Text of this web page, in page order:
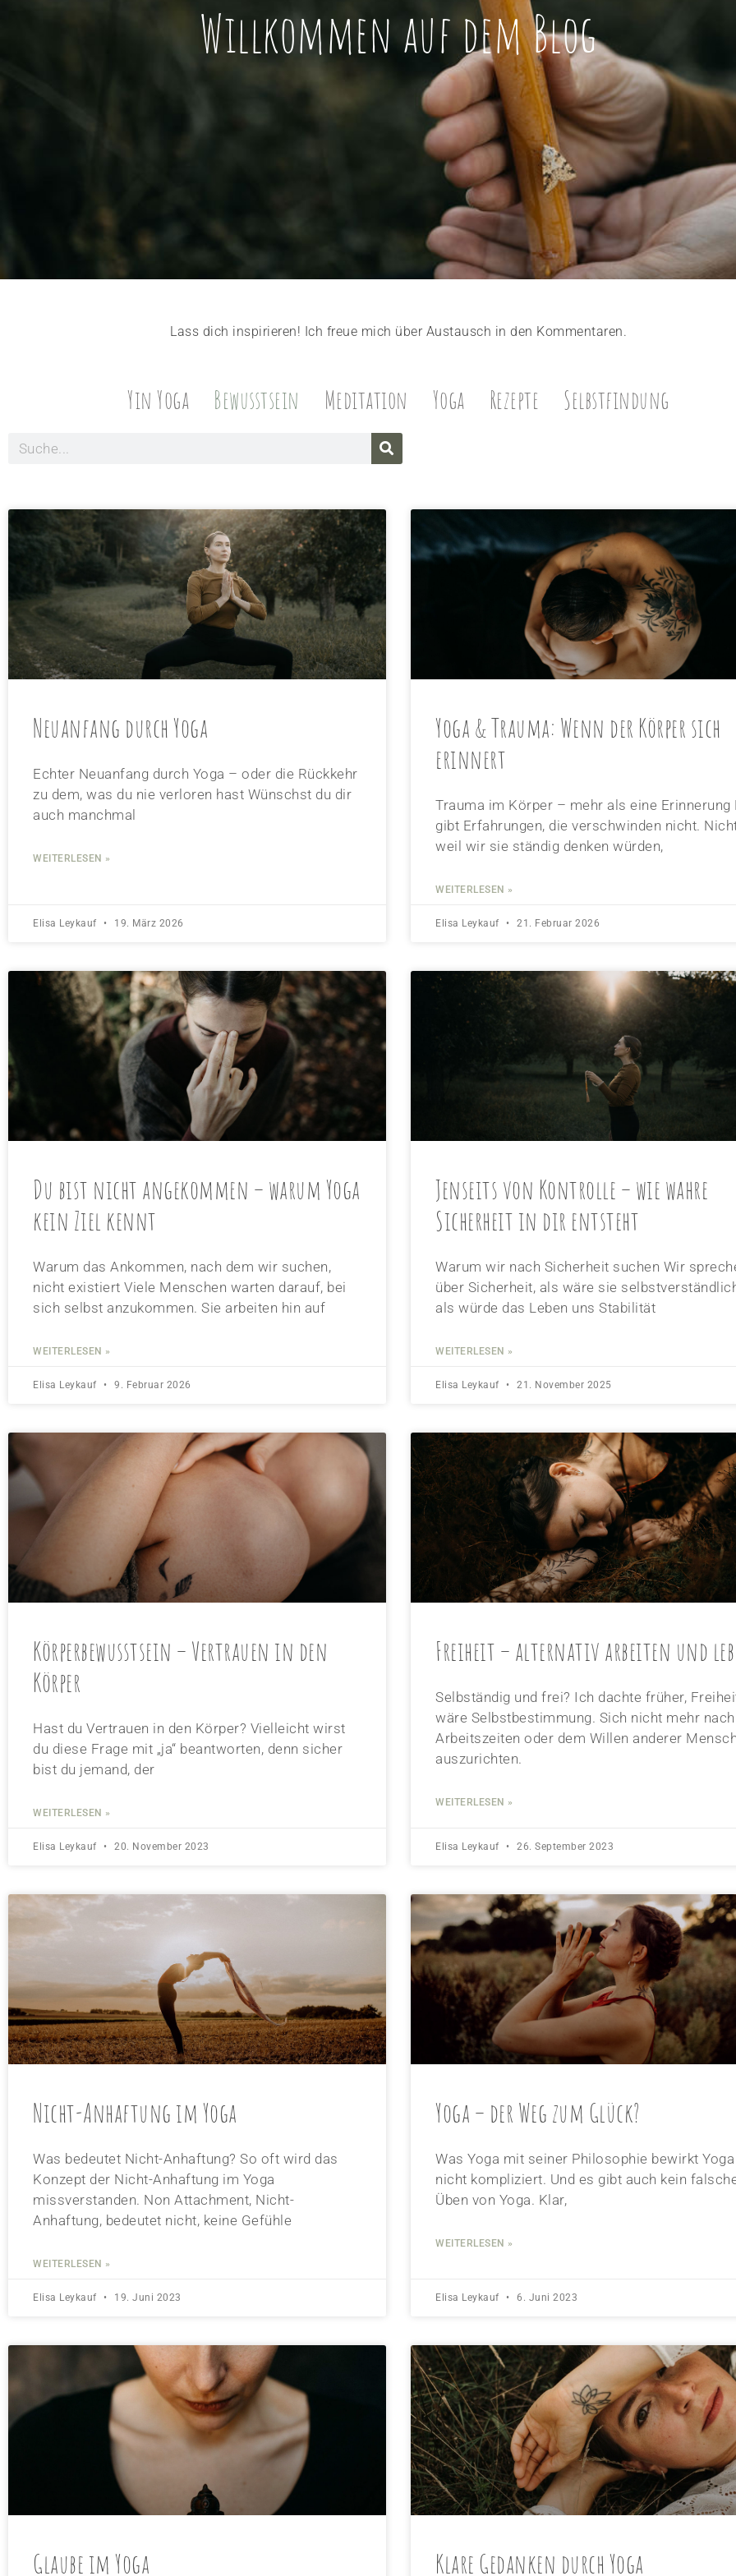
Willkommen auf dem Blog
Lass dich inspirieren! Ich freue mich über Austausch in den Kommentaren.
Yin Yoga Bewusstsein Meditation Yoga Rezepte Selbstfindung
Neuanfang durch Yoga
Echter Neuanfang durch Yoga – oder die Rückkehr
zu dem, was du nie verloren hast Wünschst du dir
auch manchmal
WEITERLESEN »
Elisa Leykauf 19. März 2026
Yoga & Trauma: Wenn der Körper sich
erinnert
Trauma im Körper – mehr als eine Erinnerung
gibt Erfahrungen, die verschwinden nicht.
weil wir sie ständig denken würden,
WEITERLESEN »
Elisa Leykauf 21. Februar 2026
Du bist nicht angekommen – warum Yoga
kein Ziel kennt
Warum das Ankommen, nach dem wir suchen,
nicht existiert Viele Menschen warten darauf, bei
sich selbst anzukommen. Sie arbeiten hin auf
WEITERLESEN »
Elisa Leykauf 9. Februar 2026
Jenseits von Kontrolle – wie wahre
Sicherheit in dir entsteht
Warum wir nach Sicherheit suchen Wir
über Sicherheit, als wäre sie
als würde das Leben uns Stabilität
WEITERLESEN »
Elisa Leykauf 21. November 2025
Körperbewusstsein – Vertrauen in den
Körper
Hast du Vertrauen in den Körper? Vielleicht wirst
du diese Frage mit „ja“ beantworten, denn sicher
bist du jemand, der
WEITERLESEN »
Elisa Leykauf 20. November 2023
Freiheit – alternativ arbeiten und
Selbständig und frei? Ich dachte früher,
wäre Selbstbestimmung. Sich nicht mehr nach
Arbeitszeiten oder dem Willen anderer
auszurichten.
WEITERLESEN »
Elisa Leykauf 26. September 2023
Nicht-Anhaftung im Yoga
Was bedeutet Nicht-Anhaftung?​ So oft wird das
Konzept der Nicht-Anhaftung im Yoga
missverstanden. Non Attachment, Nicht-
Anhaftung, bedeutet nicht, keine Gefühle
WEITERLESEN »
Elisa Leykauf 19. Juni 2023
Yoga – der Weg zum Glück?
Was Yoga mit seiner Philosophie bewirkt
nicht kompliziert. Und es gibt auch kein
Üben von Yoga. Klar,
WEITERLESEN »
Elisa Leykauf 6. Juni 2023
Glaube im Yoga Klare Gedanken durch Yoga